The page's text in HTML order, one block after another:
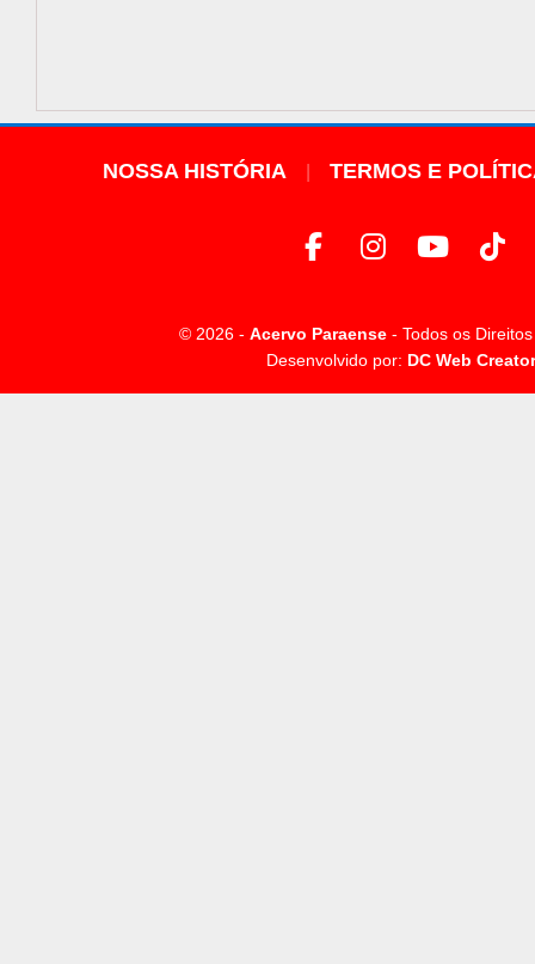
NOSSA HISTÓRIA TERMOS E
© 2026 - Acervo Paraense - Todos os
Desenvolvido por: DC Web